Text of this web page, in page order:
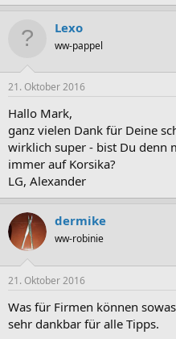
Lexo
ww-pappel
21. Oktober 2016
Hallo Mark,
ganz vielen Dank für Deine
wirklich super - bist Du denn
immer auf Korsika?
LG, Alexander
dermike
ww-robinie
21. Oktober 2016
Was für Firmen können
sehr dankbar für alle Tipps.